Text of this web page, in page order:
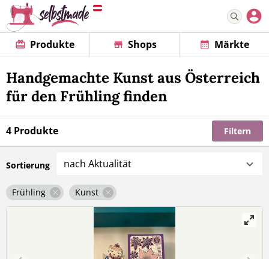
Produkte Shops Märkte
Handgemachte Kunst aus Österreich
für den Frühling finden
4 Produkte Filtern
Sortierung nach Aktualität
Frühling Kunst